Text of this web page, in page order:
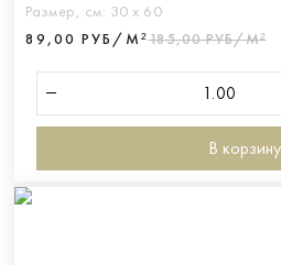
Размер, см: 30 х 60
89,00 РУБ/М²185,00 РУБ/М²
В корзину